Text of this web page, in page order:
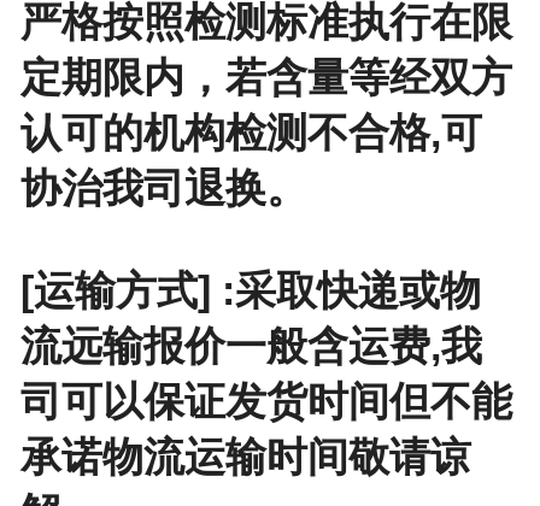
严格按照检测标准执行在限
定期限内，若含量等经双方
认可的机构检测不合格,可
协治我司退换。
[运输方式] :采取快递或物
流远输报价一般含运费,我
司可以保证发货时间但不能
承诺物流运输时间敬请谅